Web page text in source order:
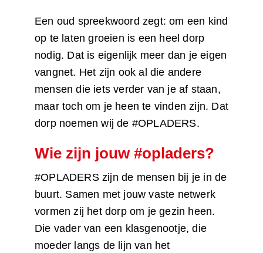
Een oud spreekwoord zegt: om een kind
op te laten groeien is een heel dorp
nodig. Dat is eigenlijk meer dan je eigen
vangnet. Het zijn ook al die andere
mensen die iets verder van je af staan,
maar toch om je heen te vinden zijn. Dat
dorp noemen wij de #OPLADERS.
Wie zijn jouw #opladers?
#OPLADERS zijn de mensen bij je in de
buurt. Samen met jouw vaste netwerk
vormen zij het dorp om je gezin heen.
Die vader van een klasgenootje, die
moeder langs de lijn van het